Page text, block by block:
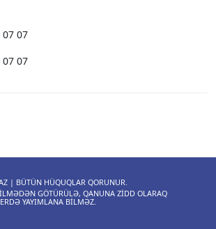
07 07
07 07
| BÜTÜN HÜQUQLAR QORUNUR.
GÖTÜRÜLƏ, QANUNA ZIDD OLARAQ
YAYIMLANA BILMƏZ.